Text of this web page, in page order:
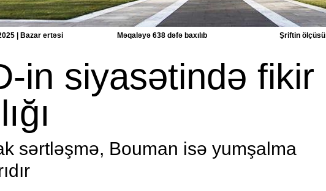
| Bazar ertəsi Məqaləyə 638 dəfə baxılıb Şriftin ölçüsü
in siyasətində fikir
sərtləşmə, Bouman isə yumşalma